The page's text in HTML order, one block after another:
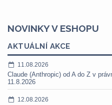
NOVINKY V ESHOPU
AKTUÁLNÍ AKCE
11.08.2026
Claude (Anthropic) od A do Z v
11.8.2026
12.08.2026